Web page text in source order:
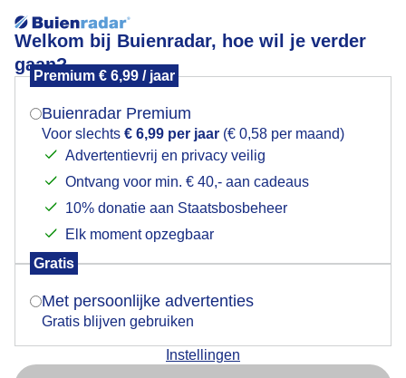
Welkom bij Buienradar, hoe wil je verder
gaan?
Premium € 6,99 / jaar
Buienradar Premium
Voor slechts € 6,99 per jaar (€ 0,58 per maand)
Advertentievrij en privacy veilig
Ontvang voor min. € 40,- aan cadeaus
10% donatie aan Staatsbosbeheer
Elk moment opzegbaar
Gratis
Met persoonlijke advertenties
Gratis blijven gebruiken
Instellingen
Stoomfestival Purmerend
Mogen we je locatie gebruiken voor het
Indien je hier nog geen akkoord op hebt gegeven,
verschijnt er zo een pop-up uit je browser waarin
Is goed, toon de popup
Nu niet, misschien later